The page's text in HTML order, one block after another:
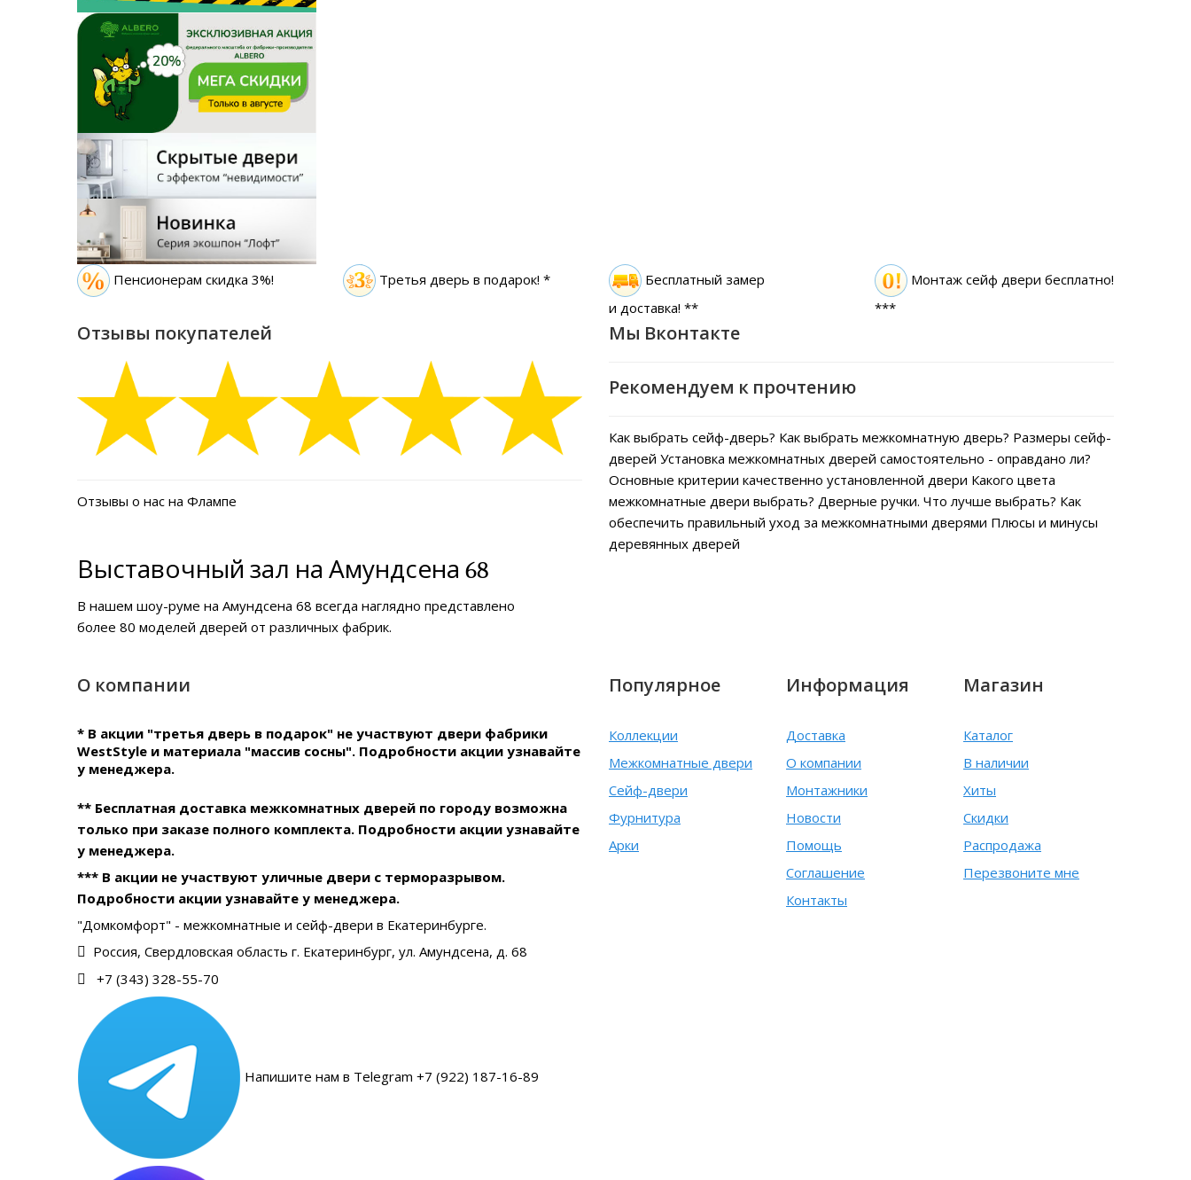
Пенсионерам скидка 3%! Третья дверь в подарок! *
Бесплатный замер
и доставка! **
Монтаж сейф двери бесплатно!
***
Отзывы покупателей
Отзывы о нас на Флампе
Мы Вконтакте
Рекомендуем к прочтению
Как выбрать сейф-дверь? Как выбрать межкомнатную дверь? Размеры сейф-
дверей Установка межкомнатных дверей самостоятельно - оправдано ли?
Основные критерии качественно установленной двери Какого цвета
межкомнатные двери выбрать? Дверные ручки. Что лучше выбрать? Как
обеспечить правильный уход за межкомнатными дверями Плюсы и минусы
деревянных дверей
Выставочный зал на Амундсена 68
В нашем шоу-руме на Амундсена 68 всегда наглядно представлено
более 80 моделей дверей от различных фабрик.
О компании
* В акции "третья дверь в подарок" не участвуют двери фабрики
WestStyle и материала "массив сосны". Подробности акции узнавайте
у менеджера.
** Бесплатная доставка межкомнатных дверей по городу возможна
только при заказе полного комплекта. Подробности акции узнавайте
у менеджера.
*** В акции не участвуют уличные двери с терморазрывом.
Подробности акции узнавайте у менеджера.
"Домкомфорт" - межкомнатные и сейф-двери в Екатеринбурге.
Россия, Свердловская область г. Екатеринбург, ул. Амундсена, д. 68
+7 (343) 328-55-70
Напишите нам в Telegram +7 (922) 187-16-89
Популярное
Коллекции
Межкомнатные двери
Сейф-двери
Фурнитура
Арки
Информация
Доставка
О компании
Монтажники
Новости
Помощь
Соглашение
Контакты
Магазин
Каталог
В наличии
Хиты
Скидки
Распродажа
Перезвоните мне